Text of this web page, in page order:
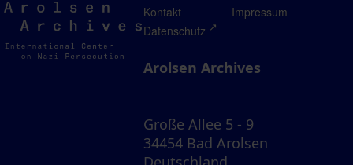
Arolsen
Archives
Kontakt
Impressum
Datenschutz
Arolsen Archives
Große Allee 5 - 9
34454 Bad Arolsen